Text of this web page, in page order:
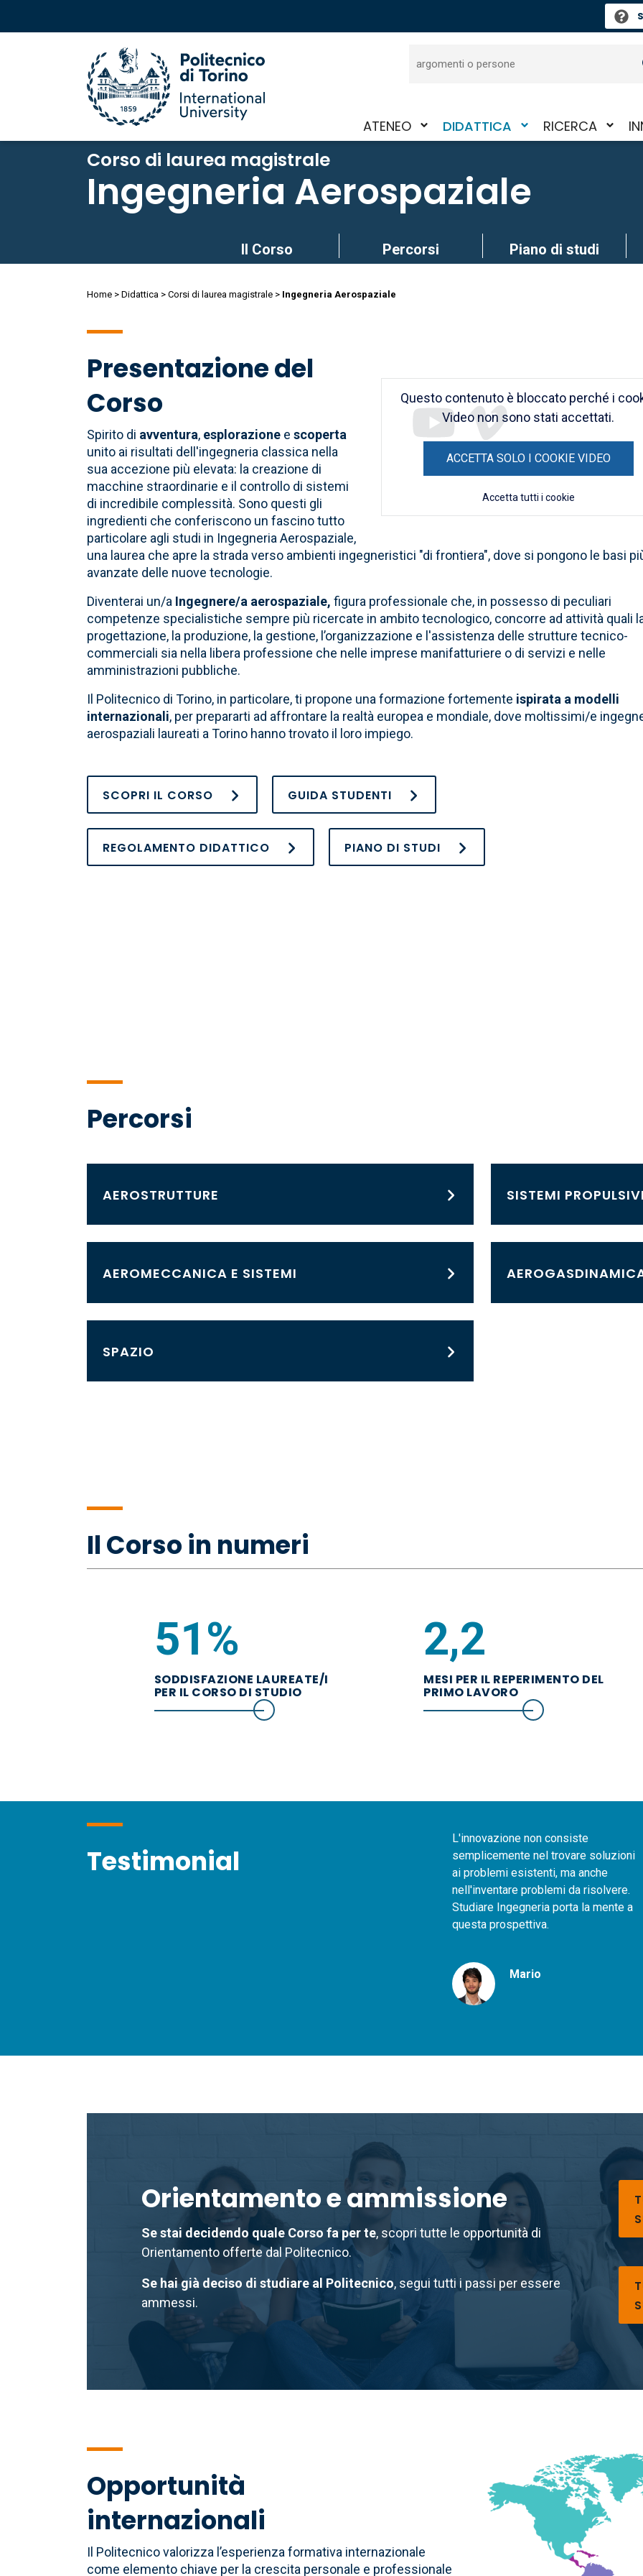
ATENEO
sotto-
menu
DIDATTICA
sotto-
menu
RICERCA
Corso di laurea magistrale
Ingegneria Aerospaziale
principale
Il Corso Percorsi Piano di studi
Briciole
di
pane
Home Didattica Corsi di laurea magistrale Ingegneria Aerospaziale
Presentazione del
Corso
Questo contenuto è bloccato perché i
Video non sono stati accettati.
ACCETTA SOLO I COOKIE VIDEO
Accetta tutti i cookie
Spirito di avventura, esplorazione escoperta
unito ai risultati dell'ingegneria classica nella
sua accezione più elevata: la creazione di
macchine straordinarie e il controllo di sistemi
di incredibile complessità. Sono questi gli
ingredienti che conferiscono un fascino tutto
particolare agli studi in Ingegneria Aerospaziale,
una laurea che apre la strada verso ambienti ingegneristici "di frontiera", dove si pongono le basi
avanzate delle nuove tecnologie.
Diventerai un/a Ingegnere/a aerospaziale,figura professionale che, in possesso di peculiari
competenze specialistiche sempre più ricercate in ambito tecnologico, concorre ad attività quali
progettazione, la produzione, la gestione, l’organizzazione e l'assistenza delle strutture tecnico-
commerciali sia nella libera professione che nelle imprese manifatturiere o di servizi e nelle
amministrazioni pubbliche.
Il Politecnico di Torino, in particolare, ti propone una formazione fortemente ispirata a modelli
internazionali, per prepararti ad affrontare la realtà europea e mondiale, dove moltissimi/e
aerospaziali laureati a Torino hanno trovato il loro impiego.
SCOPRI IL CORSO GUIDA STUDENTI
REGOLAMENTO DIDATTICO PIANO DI STUDI
Percorsi
AEROSTRUTTURE SISTEMI PROPULSIVI
AEROMECCANICA E SISTEMI
SPAZIO
Il Corso in numeri
81%
SODDISFAZIONE LAUREATE/I
PER IL CORSO DI STUDIO
2,2
MESI PER IL REPERIMENTO DEL
PRIMO LAVORO
Testimonial
L'innovazione non consiste
semplicemente nel trovare soluzioni
ai problemi esistenti, ma anche
nell'inventare problemi da risolvere.
Studiare Ingegneria porta la mente a
questa prospettiva.
Immagine Mario
Orientamento e ammissione
Se stai decidendo quale Corso fa per te, scopri tutte le opportunità di
Orientamento offerte dal Politecnico.
Se hai già deciso di studiare al Politecnico, segui tutti i passi per essere
ammessi.
Opportunità
internazionali
Il Politecnico valorizza l’esperienza formativa internazionale
come elemento chiave per la crescita personale e professionale